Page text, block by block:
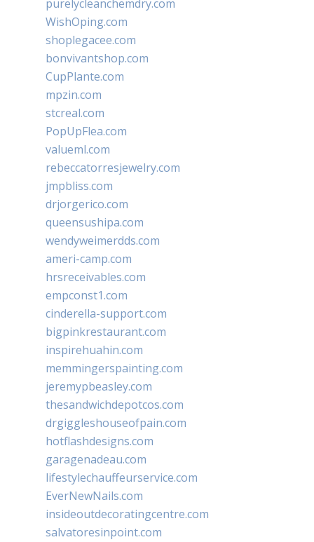
purelycleanchemdry.com
WishOping.com
shoplegacee.com
bonvivantshop.com
CupPlante.com
mpzin.com
stcreal.com
PopUpFlea.com
valueml.com
rebeccatorresjewelry.com
jmpbliss.com
drjorgerico.com
queensushipa.com
wendyweimerdds.com
ameri-camp.com
hrsreceivables.com
empconst1.com
cinderella-support.com
bigpinkrestaurant.com
inspirehuahin.com
memmingerspainting.com
jeremypbeasley.com
thesandwichdepotcos.com
drgiggleshouseofpain.com
hotflashdesigns.com
garagenadeau.com
lifestylechauffeurservice.com
EverNewNails.com
insideoutdecoratingcentre.com
salvatoresinpoint.com